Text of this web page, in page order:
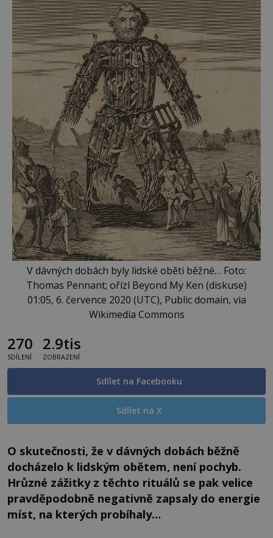
V dávných dobách byly lidské oběti běžné… Foto:
Thomas Pennant; ořízl Beyond My Ken (diskuse)
01:05, 6. července 2020 (UTC), Public domain, via
Wikimedia Commons
270
SDÍLENÍ
2.9tis
ZOBRAZENÍ
Sdílet na Facebooku
Sdílet na X
O skutečnosti, že v dávných dobách běžně
docházelo k lidským obětem, není pochyb.
Hrůzné zážitky z těchto rituálů se pak velice
pravděpodobně negativně zapsaly do energie
míst, na kterých probíhaly…